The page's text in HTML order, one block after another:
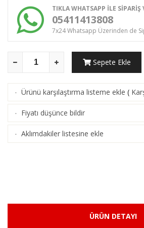
TIKLA WHATSAPP İLE SİPARİŞ
05411413808
7x24 Whatsapp Üzerinden de
Sepete Ekle
· Ürünü karşılaştırma listeme ekle (
· Fiyatı düşünce bildir
· Aklımdakiler listesine ekle
ÜRÜN DETAYI